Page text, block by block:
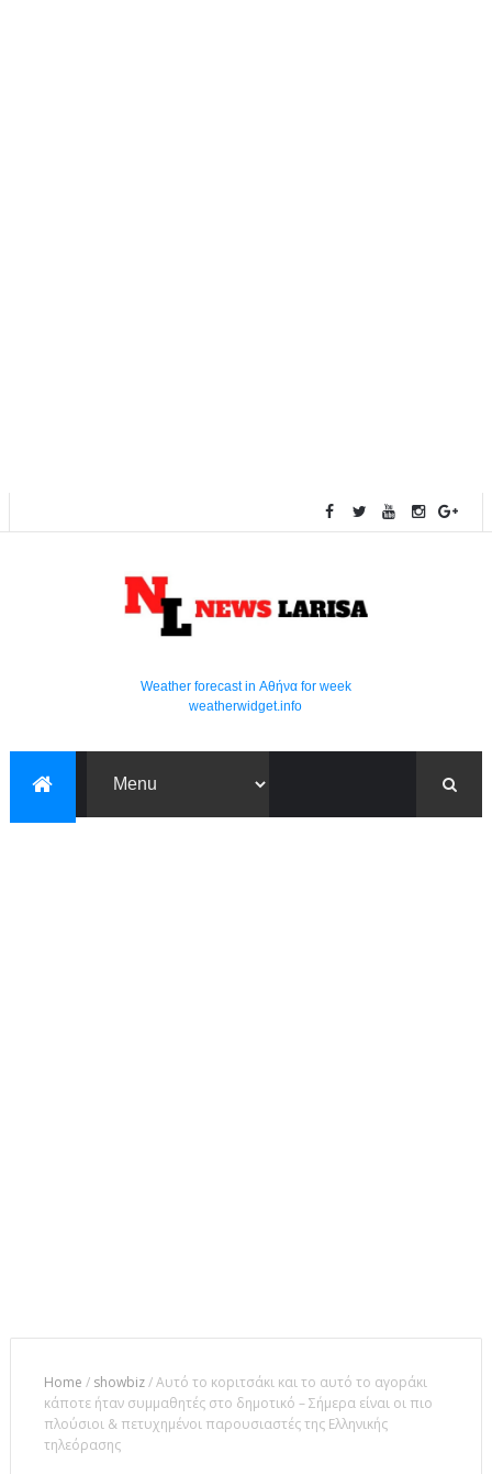
Weather forecast in Αθήνα for week
weatherwidget.info
Home / showbiz/Αυτό το κopιτσάκι και το αυτό το αγopάκι
κάποτε ήταν συμμαθητές στο δημοτικό – Σήμερα είναι οι πιο
πλούσιοι & πετυχημένοι παρουσιαστές της Ελληνικής
τηλεόρασης